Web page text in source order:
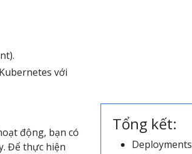
với
động, bạn có
Để thực hiện
Tổng kết:
Deployments